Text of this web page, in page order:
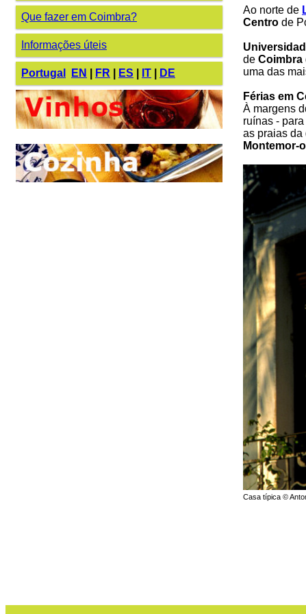
Que fazer em Coimbra?
Informações úteis
Portugal EN FR ES IT DE
Ao norte de
Centro de
de Coimbra
uma das
Férias em
À margens
ruínas -
as praias da
Montemor-
Casa típica ©